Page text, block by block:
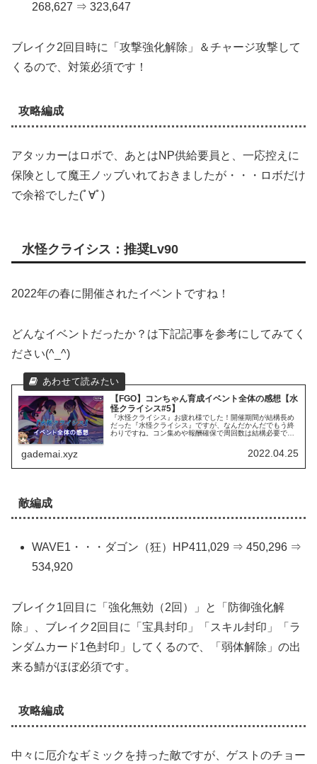
268,627 ⇒ 323,647
ブレイク2回目時に「攻撃強化解除」＆チャージ攻撃して
くるので、対策必須です！
攻略編成
アタッカーはロボで、あとはNP供給要員と、一応控えに
保険として魔王ノッブいれておきましたが・・・ロボだけ
で余裕でした(ﾟ∀ﾟ)
水怪クライシス：推奨Lv90
2022年の春に開催されたイベントですね！
どんなイベントだったか？は下記記事を参考にしてみてく
ださい(^_^)
【FGO】コンちゃん育成イベント全体の感想【水
怪クライシス#5】
『水怪クライシス』お疲れ様でした！開催期間が結構長め
だった『水怪クライシス』ですが、なんだかんだでもう終
わりですね。コン集めや報酬確保で周回数は結構必要でし
gademai.xyz 2022.04.25
敵編成
WAVE1・・・ダゴン（狂）HP411,029 ⇒ 450,296 ⇒
534,920
ブレイク1回目に「強化無効（2回）」と「防御強化解
除」、ブレイク2回目に「宝具封印」「スキル封印」「ラ
ンダムカード1色封印」してくるので、「弱体解除」の出
来る鯖がほぼ必須です。
攻略編成
中々に厄介なギミックを持った敵ですが、ゲストのチョー